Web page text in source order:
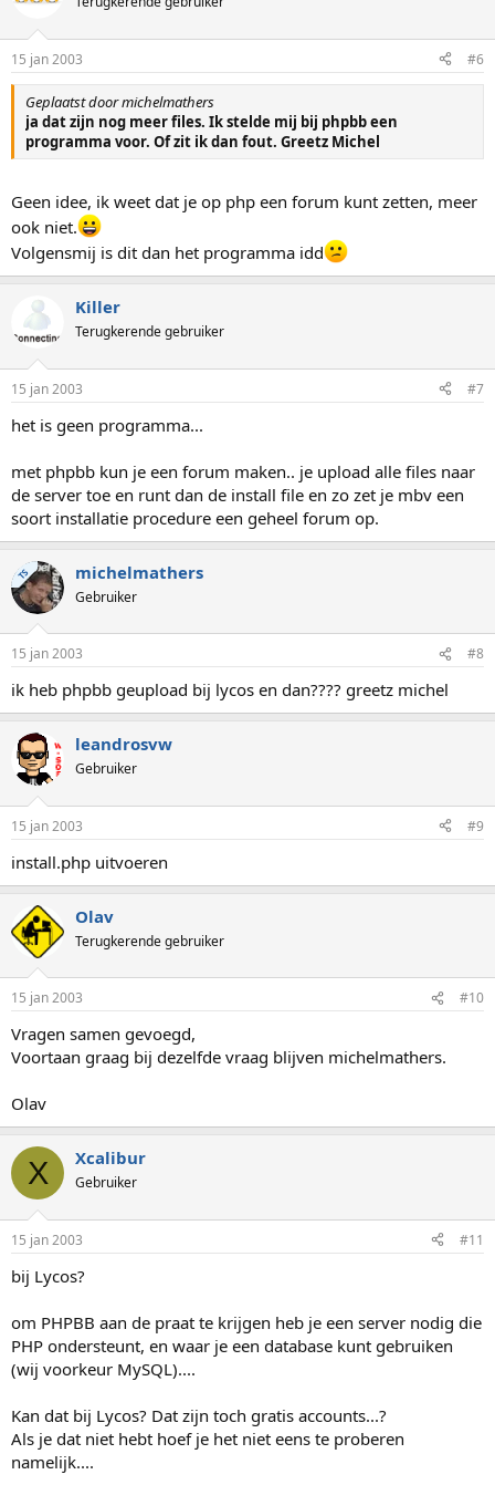
15 jan 2003 #6
Geplaatst door michelmathers
ja dat zijn nog meer files. Ik stelde mij bij phpbb een
programma voor. Of zit ik dan fout. Greetz Michel
Geen idee, ik weet dat je op php een forum kunt zetten, meer
ook niet.
Volgensmij is dit dan het programma idd
Killer
Terugkerende gebruiker
15 jan 2003 #7
het is geen programma...
met phpbb kun je een forum maken.. je upload alle files naar
de server toe en runt dan de install file en zo zet je mbv een
soort installatie procedure een geheel forum op.
TS michelmathers
Gebruiker
15 jan 2003 #8
ik heb phpbb geupload bij lycos en dan???? greetz michel
leandrosvw
Gebruiker
15 jan 2003 #9
install.php uitvoeren
Olav
Terugkerende gebruiker
15 jan 2003 #10
Vragen samen gevoegd,
Voortaan graag bij dezelfde vraag blijven michelmathers.
Olav
X Xcalibur
Gebruiker
15 jan 2003 #11
bij Lycos?
om PHPBB aan de praat te krijgen heb je een server nodig die
PHP ondersteunt, en waar je een database kunt gebruiken
(wij voorkeur MySQL)....
Kan dat bij Lycos? Dat zijn toch gratis accounts...?
Als je dat niet hebt hoef je het niet eens te proberen
namelijk....